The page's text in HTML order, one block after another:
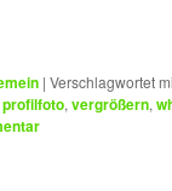
|Verschlagwortet
profilfoto,vergrößern,